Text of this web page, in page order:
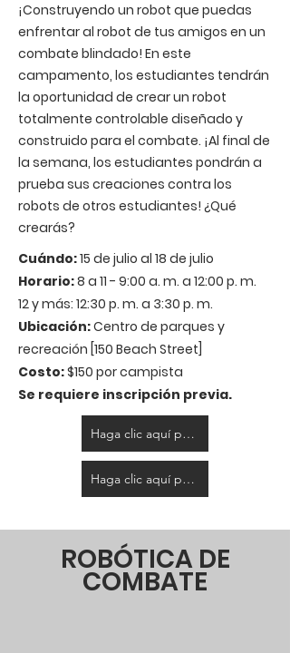
¡Construyendo un robot que puedas
enfrentar al robot de tus amigos en un
combate blindado! En este
campamento, los estudiantes tendrán
la oportunidad de crear un robot
totalmente controlable diseñado y
construido para el combate. ¡Al final de
la semana, los estudiantes pondrán a
prueba sus creaciones contra los
robots de otros estudiantes! ¿Qué
crearás?
Cuándo:15 de julio al 18 de julio
Horario:8 a 11 - 9:00 a. m. a 12:00 p. m.
12 y más: 12:30 p. m. a 3:30 p. m.
Ubicación:Centro de parques y
recreación [150 Beach Street]
Costo:$150 por campista
Se requiere inscripción previa.
Haga clic aquí para registrarse (de 8 a 11 años)
Haga clic aquí para registrarse (de 8 a 11 años)
ROBÓTICA DE
COMBATE